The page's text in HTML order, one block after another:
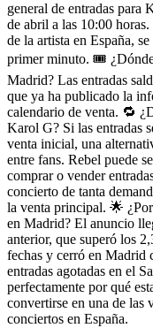
general de entradas para
de abril a las 10:00
de la artista en España,
primer minuto. 🎟️
Madrid? Las entradas
que ya ha publicado la
calendario de venta. 🔁
Karol G? Si las entradas
venta inicial, una
entre fans. Rebel puede
comprar o vender
concierto de tanta
la venta principal. 🌟
en Madrid? El anuncio
anterior, que superó los
fechas y cerró en Madrid
entradas agotadas en el
perfectamente por qué
convertirse en una de las
conciertos en España.